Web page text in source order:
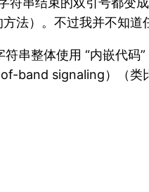
法）。不过我并不知道
串整体使用 “内嵌代码
band signaling）（类